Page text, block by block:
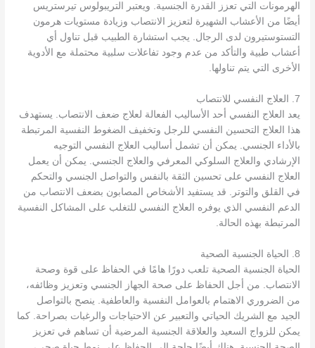
الهرمونات التي تعزز القدرة الجنسية. ويعتبر التريبولوس تيرستريس
أيضًا من الأعشاب الشهيرة لتعزيز الانتصاب وزيادة مستويات هرمون
التستوستيرون لدى الرجال. يجب استشارة الطبيب قبل تناول أي
أعشاب طبية والتأكد من عدم وجود تفاعلات سلبية محتملة مع الأدوية
الأخرى التي يتم تناولها.
7. العلاج النفسي للانتصاب
يعد العلاج النفسي أحد الأساليب الفعالة لعلاج ضعف الانتصاب. يستهدف
هذا العلاج التحسين النفسي للرجل وتخفيف الضغوط النفسية المرتبطة
بالأداء الجنسي. يمكن أن تشمل أساليب العلاج النفسي التوجيه
الإرشادي والعلاج السلوكي المعرفي والعلاج الجنسي. يمكن أن يعمل
العلاج النفسي على تحسين الثقة بالنفس والتواصل الجنسي والتحكم
في القلق والتوتر. قد يستفيد الأشخاص المصابون بضعف الانتصاب من
الدعم النفسي الذي يوفره العلاج النفسي للتغلب على المشاكل النفسية
المرتبطة بهذه الحالة.
8. الحياة الجنسية الصحية
الحياة الجنسية الصحية تلعب دورًا هامًا في الحفاظ على قوة وصحة
الانتصاب. من أجل الحفاظ على صحة الجهاز الجنسي وتعزيز وظائفه،
من الضروري الاهتمام بالعوامل النفسية والعاطفية. ينصح بالتواصل
الجيد مع الشريك الحياتي والتعبير عن الاحتياجات والرغبات بصراحة. كما
يمكن للزواج السعيد والعلاقة الجنسية المرضية أن تساهم في تعزيز